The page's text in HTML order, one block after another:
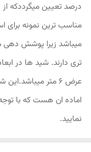
مناسب ترین نمونه برای
میباشد زیرا پوشش دهی
تری دارند. شید ها در
عرض 6 متر
اماده ان هست که با توجه
نمایید.